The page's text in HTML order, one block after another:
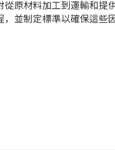
從原材料加工到運輸和提
，並制定標準以確保這些